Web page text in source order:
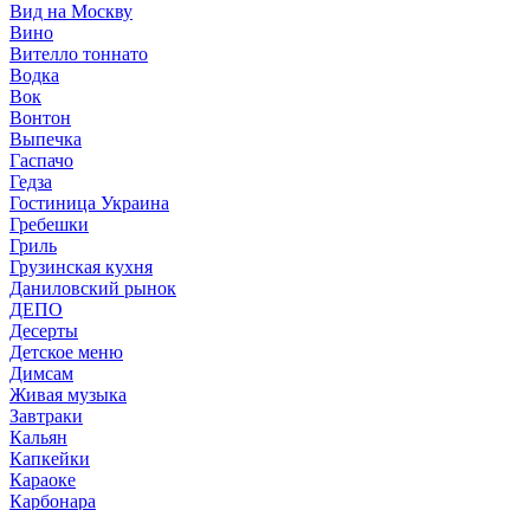
Вид на Москву
Вино
Вителло тоннато
Водка
Вок
Вонтон
Выпечка
Гаспачо
Гедза
Гостиница Украина
Гребешки
Гриль
Грузинская кухня
Даниловский рынок
ДЕПО
Десерты
Детское меню
Димсам
Живая музыка
Завтраки
Кальян
Капкейки
Караоке
Карбонара